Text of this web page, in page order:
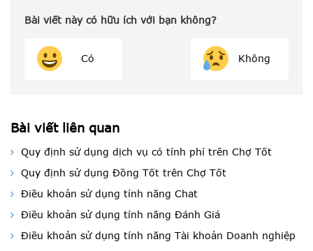
Bài viết này có hữu ích với bạn không?
Có Không
Bài viết liên quan
Quy định sử dụng dịch vụ có tính phí trên Chợ Tốt
Quy định sử dụng Đồng Tốt trên Chợ Tốt
Điều khoản sử dụng tính năng Chat
Điều khoản sử dụng tính năng Đánh Giá
Điều khoản sử dụng tính năng Tài khoản Doanh nghiệp